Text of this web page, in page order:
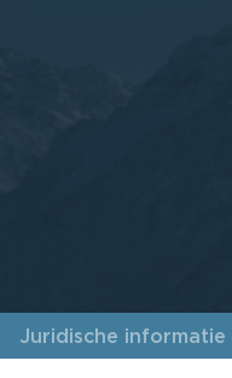
Juridische informatie